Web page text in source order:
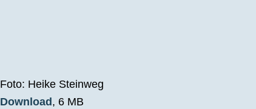
Foto: Heike Steinweg
Download , 6 MB